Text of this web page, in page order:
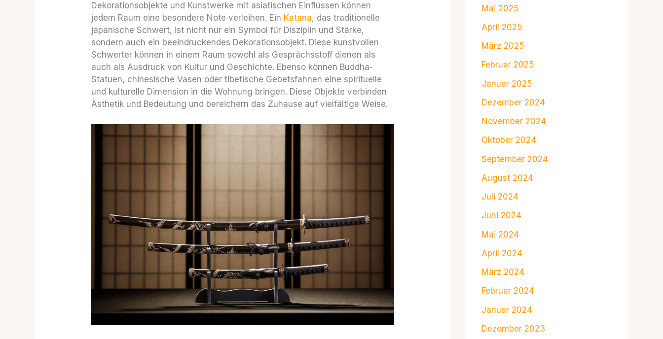
Dekorationsobjekte und Kunstwerke mit asiatischen Einflüssen können
jedem Raum eine besondere Note verleihen. Ein Katana, das traditionelle
japanische Schwert, ist nicht nur ein Symbol für Disziplin und Stärke,
sondern auch ein beeindruckendes Dekorationsobjekt. Diese kunstvollen
Schwerter können in einem Raum sowohl als Gesprächsstoff dienen als
auch als Ausdruck von Kultur und Geschichte. Ebenso können Buddha-
Statuen, chinesische Vasen oder tibetische Gebetsfahnen eine spirituelle
und kulturelle Dimension in die Wohnung bringen. Diese Objekte verbinden
Ästhetik und Bedeutung und bereichern das Zuhause auf vielfältige Weise.
Mai 2025
April 2025
März 2025
Februar 2025
Januar 2025
Dezember 2024
November 2024
Oktober 2024
September 2024
August 2024
Juli 2024
Juni 2024
Mai 2024
April 2024
März 2024
Februar 2024
Januar 2024
Dezember 2023